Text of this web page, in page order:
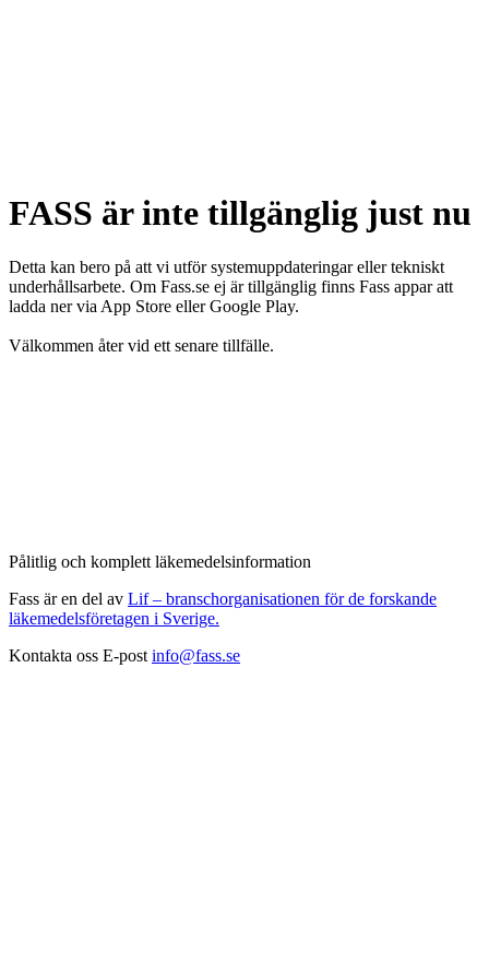
FASS är inte tillgänglig just nu
Detta kan bero på att vi utför systemuppdateringar eller tekniskt
underhållsarbete. Om Fass.se ej är tillgänglig finns Fass appar att
ladda ner via App Store eller Google Play.
Välkommen åter vid ett senare tillfälle.
Pålitlig och komplett läkemedelsinformation
Fass är en del av Lif – branschorganisationen för de forskande
läkemedelsföretagen i Sverige.
Kontakta oss E-post info@fass.se